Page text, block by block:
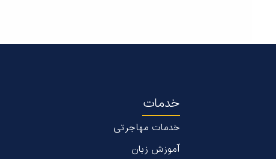
خدمات
خدمات مهاجرتی
آموزش زبان